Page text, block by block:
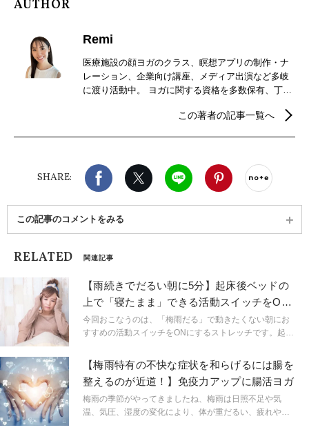
AUTHOR
Remi
医療施設の顔ヨガのクラス、瞑想アプリの制作・ナ
レーション、企業向け講座、メディア出演など多岐
に渡り活動中。 ヨガに関する資格を多数保有、丁寧
い世代に、心身のリフレッシュの時間と変化を届け
を共に見直すことを目標に活動をしている。
この著者の記事一覧へ
SHARE:
Facebook X（旧twitter）
LINE Pinterest
この記事のコメントをみる
RELATED 関連記事
【雨続きでだるい朝に5分】起床後ベッドの
上で「寝たまま」できる活動スイッチをON
にするストレッチ
今回おこなうのは、「梅雨だる」で動きたくない朝にお
すすめの活動スイッチをONにするストレッチです。起床
みてください。
【梅雨特有の不快な症状を和らげるには腸を
整えるのが近道！】免疫力アップに腸活ヨガ
梅雨の季節がやってきましたね、梅雨は日照不足や気
温、気圧、湿度の変化により、体が重だるい、疲れやす